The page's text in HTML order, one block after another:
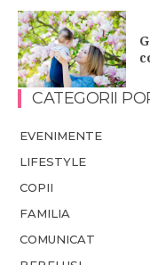
CATEGORII
EVENIMENTE
LIFESTYLE
COPII
FAMILIA
COMUNICAT